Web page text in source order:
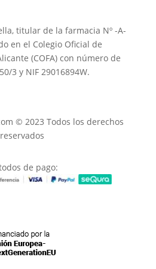
titular de la farmacia Nº -A-
en el Colegio Oficial de
(COFA) con número de
3 y NIF 29016894W.
© 2023 Todos los derechos
reservados
de pago: